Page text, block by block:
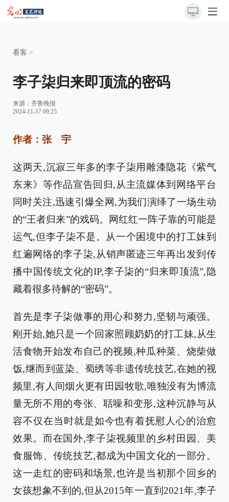
看客 >
李子柒归来即顶流的密码
来源： 齐鲁晚报
2024-11-17 09:25
作者：张 宇
这两天,沉寂三年多的李子柒用雕漆隐花《紫气
东来》等作品宣告回归,从主流媒体到网络平台
同时关注,迅速引爆全网,为我们演绎了一场生动
的“王者归来”的戏码。网红红一阵子靠的可能是
运气,但李子柒不是。从一个困境中的打工妹到
红遍网络的李子柒,从销声匿迹三年再出发到传
播中国传统文化的IP,李子柒的“归来即顶流”,隐
藏着很多待解的“密码”。
首先是李子柒做事的用心和努力,坚韧与顽强。
刚开始,她只是一个回家照顾奶奶的打工妹,从生
活食物开始发布自己的视频,种瓜种菜、烧柴做
饭,继而到蓝染、蜀绣等非遗传统技艺,在她的视
频里,有人间烟火更有田园牧歌,唯独没有为博流
量无所不用的夸张、聒噪和变形,这种沉静与从
容不仅在当时就是如今也有着抚慰人心的治愈
效果。而在国外,李子柒视频里的乡村田园、美
食服饰、传统技艺,都成为中国文化的一部分。
这一走红的密码和场景,也许是当初那个回乡的
女孩想象不到的,但从2015年一直到2021年,李子